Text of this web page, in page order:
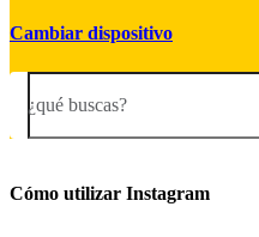
Cambiar dispositivo
¿qué buscas?
Cómo utilizar Instagram